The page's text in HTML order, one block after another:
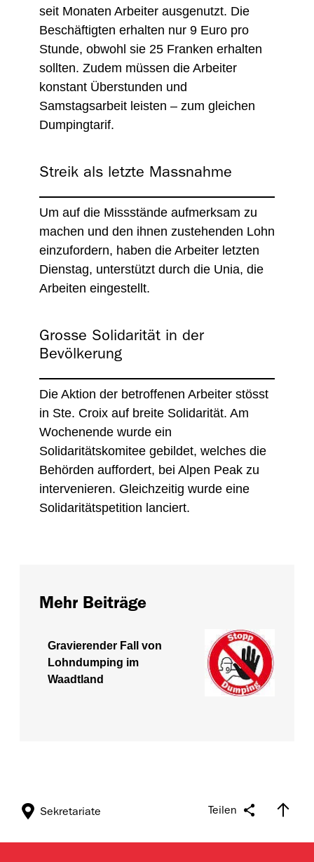
seit Monaten Arbeiter ausgenutzt. Die
Beschäftigten erhalten nur 9 Euro pro
Stunde, obwohl sie 25 Franken erhalten
sollten. Zudem müssen die Arbeiter
konstant Überstunden und
Samstagsarbeit leisten – zum gleichen
Dumpingtarif.
Streik als letzte Massnahme
Um auf die Missstände aufmerksam zu
machen und den ihnen zustehenden Lohn
einzufordern, haben die Arbeiter letzten
Dienstag, unterstützt durch die Unia, die
Arbeiten eingestellt.
Grosse Solidarität in der
Bevölkerung
Die Aktion der betroffenen Arbeiter stösst
in Ste. Croix auf breite Solidarität. Am
Wochenende wurde ein
Solidaritätskomitee gebildet, welches die
Behörden auffordert, bei Alpen Peak zu
intervenieren. Gleichzeitig wurde eine
Solidaritätspetition lanciert.
Mehr Beiträge
Gravierender Fall von
Lohndumping im
Waadtland
Teilen
Sekretariate